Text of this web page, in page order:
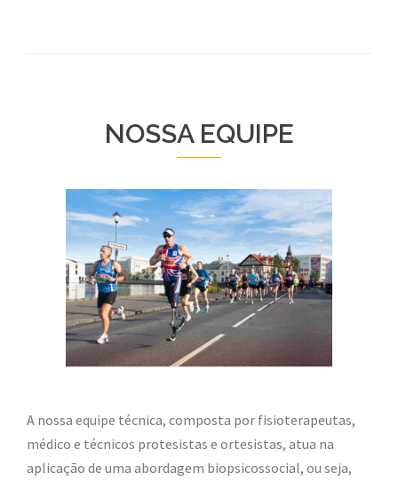
NOSSA EQUIPE
A nossa equipe técnica, composta por fisioterapeutas,
médico e técnicos protesistas e ortesistas, atua na
aplicação de uma abordagem biopsicossocial, ou seja,